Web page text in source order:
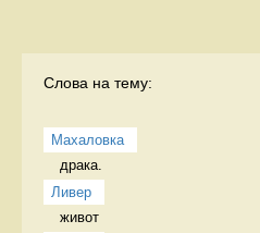
Слова на тему:
Махаловка
драка.
Ливер
живот